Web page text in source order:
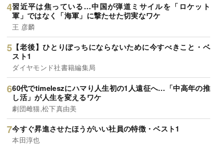
習近平は焦っている…中国が弾道ミサイルを「ロケット
軍」ではなく「海軍」に撃たせた切実なワケ
王 彦麟
【老後】ひとりぼっちにならないために今すべきこと・ベ
スト1
ダイヤモンド社書籍編集局
60代でtimeleszにハマり人生初の1人遠征へ…「中高年の推
し活」が人生を変えるワケ
劇団雌猫,松下真由美
今すぐ昇進させたほうがいい社員の特徴・ベスト1
本田淳也